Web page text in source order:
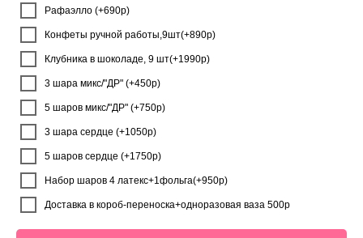
Рафаэлло (+690р)
Конфеты ручной работы,9шт(+890р)
Клубника в шоколаде, 9 шт(+1990р)
3 шара микс/"ДР" (+450р)
5 шаров микс/"ДР" (+750р)
3 шара сердце (+1050р)
5 шаров сердце (+1750р)
Набор шаров 4 латекс+1фольга(+950р)
Доставка в короб-переноска+одноразовая ваза 500р